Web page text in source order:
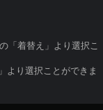
「着替え」より選択こ
より選択ことができま